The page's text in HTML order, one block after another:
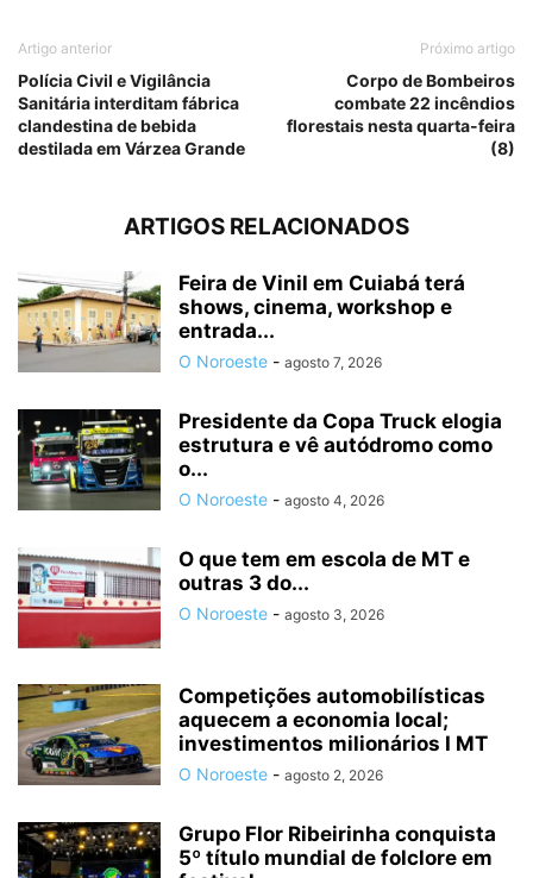
Artigo anterior
Polícia Civil e Vigilância
Sanitária interditam fábrica
clandestina de bebida
destilada em Várzea Grande
Próximo artigo
Corpo de Bombeiros
combate 22 incêndios
florestais nesta quarta-feira
(8)
ARTIGOS RELACIONADOS
Feira de Vinil em Cuiabá terá
shows, cinema, workshop e
entrada...
O Noroeste - agosto 7, 2026
Presidente da Copa Truck elogia
estrutura e vê autódromo como
o...
O Noroeste - agosto 4, 2026
O que tem em escola de MT e
outras 3 do...
O Noroeste - agosto 3, 2026
Competições automobilísticas
aquecem a economia local;
investimentos milionários I MT
O Noroeste - agosto 2, 2026
Grupo Flor Ribeirinha conquista
5º título mundial de folclore em